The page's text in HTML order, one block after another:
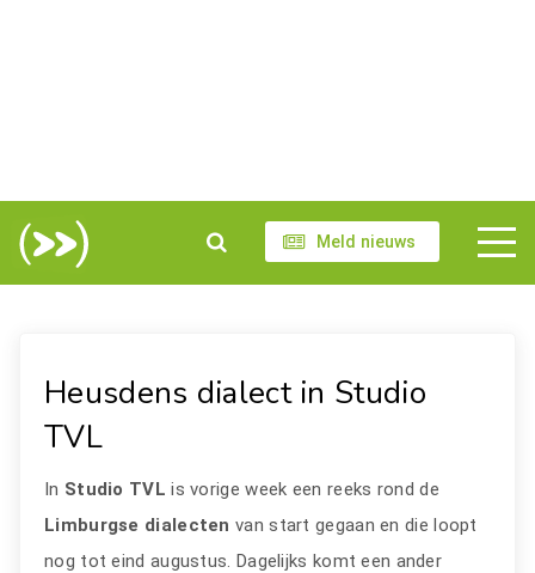
Meld nieuws
Heusdens dialect in Studio
TVL
In Studio TVL is vorige week een reeks rond de
Limburgse dialecten van start gegaan en die loopt
nog tot eind augustus. Dagelijks komt een ander